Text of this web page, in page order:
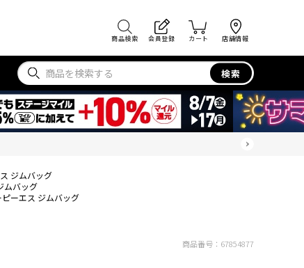
商品検索 会員登録 カート 店舗情報
検索
ジムバッグ
ムバッグ
ピーエス ジムバッグ
商品番号： 67854877